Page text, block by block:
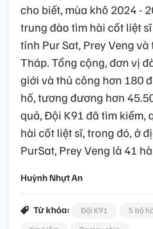
cho biết, mùa khô 2024 -
trung đào tìm hài cốt liệt
tỉnh Pur Sat, Prey Veng
Tháp. Tổng cộng, đơn vị
giới và thủ công hơn 180
hố, tương đương hơn
quả, Đội K91 đã tìm kiếm,
hài cốt liệt sĩ, trong đó, ở
PurSat, Prey Veng là 41
Huỳnh Nhựt An
Từ khóa: Đội K91
5 bộ